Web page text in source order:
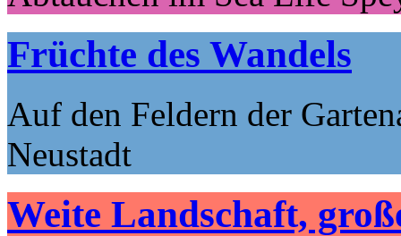
Früchte des Wandels
Auf den Feldern der
Neustadt
Weite Landschaft,